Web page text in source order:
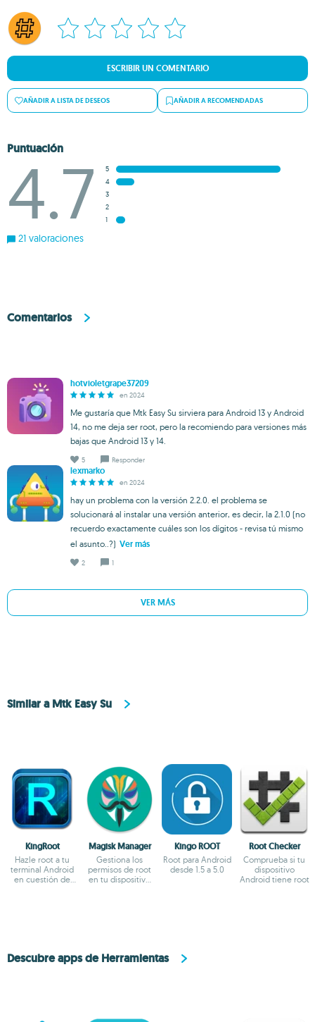
ESCRIBIR UN COMENTARIO
AÑADIR A LISTA DE DESEOS AÑADIR A RECOMENDADAS
Puntuación
4.7
5
4
3
2
1
21 valoraciones
Comentarios
hotvioletgrape37209
en 2024
Me gustaría que Mtk Easy Su sirviera para Android 13 y Android
14, no me deja ser root, pero la recomiendo para versiones más
bajas que Android 13 y 14.
5 Responder
lexmarko
en 2024
hay un problema con la versión 2.2.0. el problema se
solucionará al instalar una versión anterior, es decir, la 2.1.0 (no
recuerdo exactamente cuáles son los dígitos - revisa tú mismo
el asunto..?) Ver más
2 1
VER MÁS
Similar a Mtk Easy Su
KingRoot
Hazle root a tu
terminal Android
en cuestión de
Magisk Manager
Gestiona los
permisos de root
en tu dispositivo
Kingo ROOT
Root para Android
desde 1.5 a 5.0
Root Checker
Comprueba si tu
dispositivo
Android tiene root
Descubre apps de Herramientas